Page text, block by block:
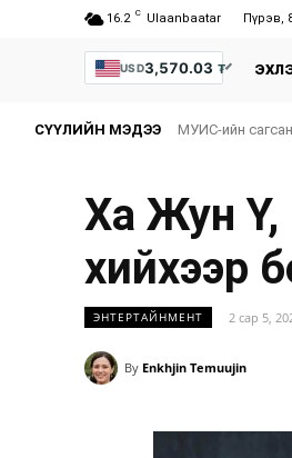
16.2 C Ulaanbaatar Пүрэв,
USD3,570.03 ₮
СҮҮЛИЙН МЭДЭЭ МУИС-ийн
Ха Жун Ү,
хийхээр
ЭНТЕРТАЙНМЕНТ 2 сар 5,
By Enkhjin Temuujin